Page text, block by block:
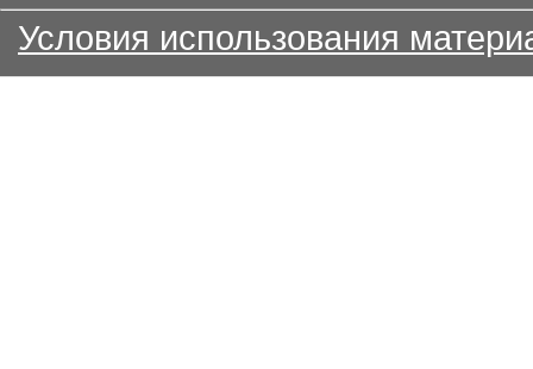
Условия использования